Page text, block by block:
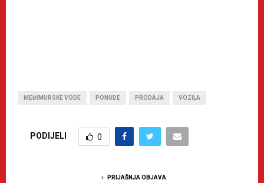
MEĐIMURSKE VODE PONUDE PRODAJA VOZILA
PODIJELI 0
PRIJAŠNJA OBJAVA